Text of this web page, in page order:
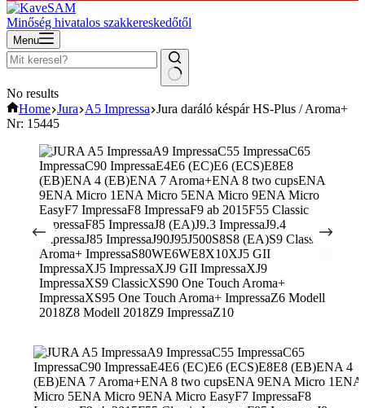
Minőség hivatalos szakkereskedőtől
Menu
No results
Home Jura A5 Impressa Jura daráló késpár HS-Plus / Aroma+
Nr: 15445